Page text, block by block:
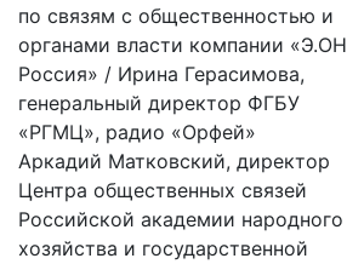
по связям с общественностью и
органами власти компании «Э.ОН
Россия» / Ирина Герасимова,
генеральный директор ФГБУ
«РГМЦ», радио «Орфей»
Аркадий Матковский, директор
Центра общественных связей
Российской академии народного
хозяйства и государственной